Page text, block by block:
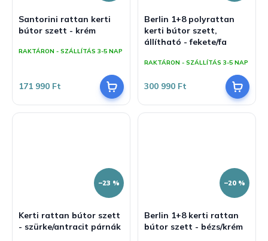
Santorini rattan kerti
bútor szett - krém
RAKTÁRON - SZÁLLÍTÁS 3-5 NAP
171 990 Ft
Berlin 1+8 polyrattan
kerti bútor szett,
állítható - fekete/fa
RAKTÁRON - SZÁLLÍTÁS 3-5 NAP
300 990 Ft
–23 %
Kerti rattan bútor szett
- szürke/antracit párnák
–20 %
Berlin 1+8 kerti rattan
bútor szett - bézs/krém